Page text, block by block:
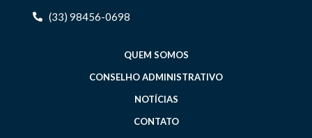
(33) 98456-0698
QUEM SOMOS
CONSELHO ADMINISTRATIVO
NOTÍCIAS
CONTATO